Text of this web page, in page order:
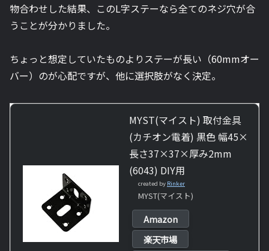
物合わせした結果、このL字ステーなら全てのネジ穴が合
うことが分かりました。
ちょっと想定していたものよりステーが長い（60mmオー
バー）のが心配ですが、他に選択肢がなく決定。
MYST(マイスト) 取付金具
(カチオン電着) 黒色 幅45×
長さ37×37×厚み2mm
(6043) DIY用
created by Rinker
MYST(マイスト)
Amazon
楽天市場